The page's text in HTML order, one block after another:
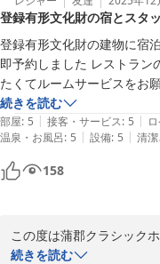
何よりでございます。
ぜひまた心安らぐひとと
蒲郡クラシックホテル
登録有形文化財の宿とスタ
登録有形文化財の建物に宿
即予約しました レストラン
たくてルームサービスをお
が何往復もしてくださって
くださった彼女を賞賛しま
素敵なお部屋で寛ぎたいの
ばと思います 居心地が良
◠‿◠ )
ドアマンの方もご親切でし
ます
続きを読む
部屋: 5 | 接客・サービス: 5 |
温泉・お風呂: 5 | 設備: 5 | 清潔
158
この度は蒲郡クラシック
ございます。
続きを読む